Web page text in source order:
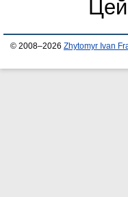
© 2008–2026 Zhytomyr Ivan